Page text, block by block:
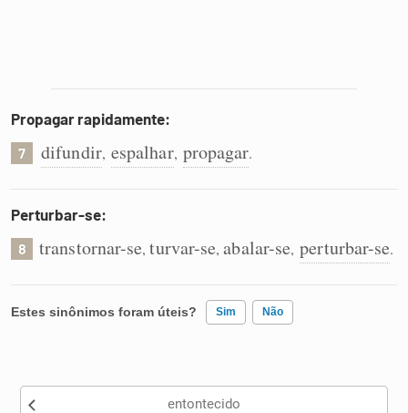
Propagar rapidamente:
7 difundir, espalhar, propagar.
Perturbar-se:
8 transtornar-se,turvar-se,abalar-se, perturbar-se.
Estes sinônimos foram úteis? Sim Não
Nenhum dos sinônimos apresentados me ajudou
entontecido